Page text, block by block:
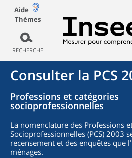
Aide
Thèmes
RECHERCHE
Consulter la PCS
Professions et catégories
socioprofessionnelles
La nomenclature des Professions
Socioprofessionnelles (PCS) 2003
recensement et des enquêtes que
ménages.